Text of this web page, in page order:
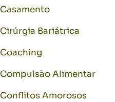
Casamento
Cirúrgia Bariátrica
Coaching
Compulsão Alimentar
Conflitos Amorosos